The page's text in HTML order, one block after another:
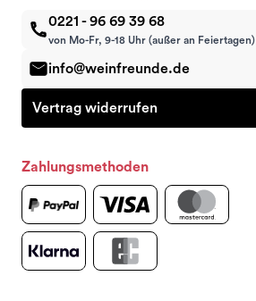
0221 - 96 69 39 68
von Mo-Fr, 9-18 Uhr (außer an Feiertagen)
info@weinfreunde.de
Vertrag widerrufen
Zahlungsmethoden